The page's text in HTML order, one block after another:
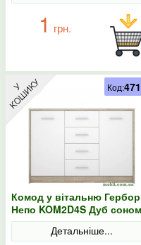
1 грн.
Комод у вітальню Гербор
Непо KOM2D4S Дуб
Німфея альба
Детальніше...
Код: